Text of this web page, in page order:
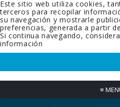
Este sitio web utiliza cookies,
terceros para recopilar
su navegación y mostrarle
preferencias, generada a partir
Si continua navegando,
información
≡